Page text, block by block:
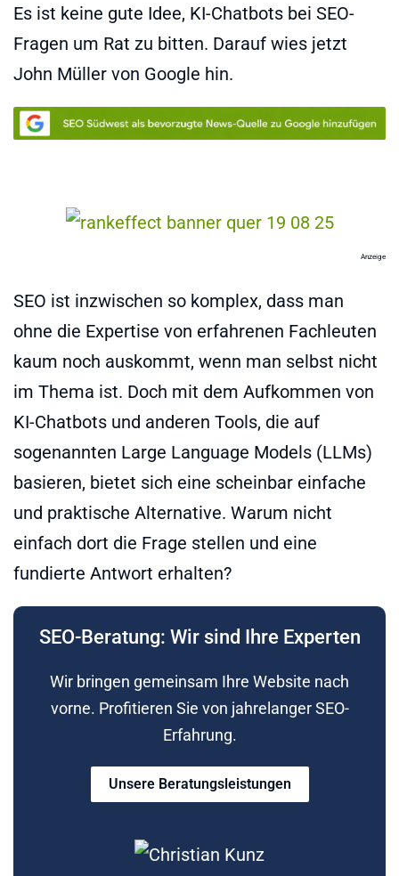
Es ist keine gute Idee, KI-Chatbots bei SEO-
Fragen um Rat zu bitten. Darauf wies jetzt
John Müller von Google hin.
Anzeige
SEO ist inzwischen so komplex, dass man
ohne die Expertise von erfahrenen Fachleuten
kaum noch auskommt, wenn man selbst nicht
im Thema ist. Doch mit dem Aufkommen von
KI-Chatbots und anderen Tools, die auf
sogenannten Large Language Models (LLMs)
basieren, bietet sich eine scheinbar einfache
und praktische Alternative. Warum nicht
einfach dort die Frage stellen und eine
fundierte Antwort erhalten?
SEO-Beratung: Wir sind Ihre Experten
Wir bringen gemeinsam Ihre Website nach
vorne. Profitieren Sie von jahrelanger SEO-
Erfahrung.
Unsere Beratungsleistungen